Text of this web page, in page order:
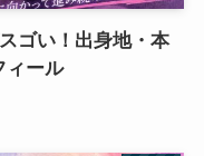
ゴい！出身地・本
ィール